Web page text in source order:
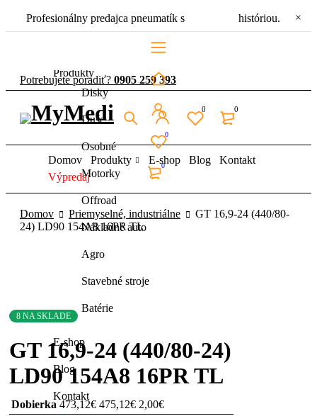
Profesionálny predajca pneumatík s históriou.
Produkty
Disky
Duše
Osobné
Motorky
Offroad
Nákladné auto
Agro
Stavebné stroje
Batérie
E-shop
Blog
Kontakt
0
0
Potrebujete poradiť? 0905 259 393
0
0
Domov Produkty E-shop Blog
Kontakt
Výpredaj
Domov Priemyselné, industriálne
GT 16,9-24 (440/80-
24) LD90 154A8 16PR TL
8 NA SKLADE
GT 16,9-24 (440/80-24)
LD90 154A8 16PR TL
Dobierka 473,12€ 475,12€ 2,00€